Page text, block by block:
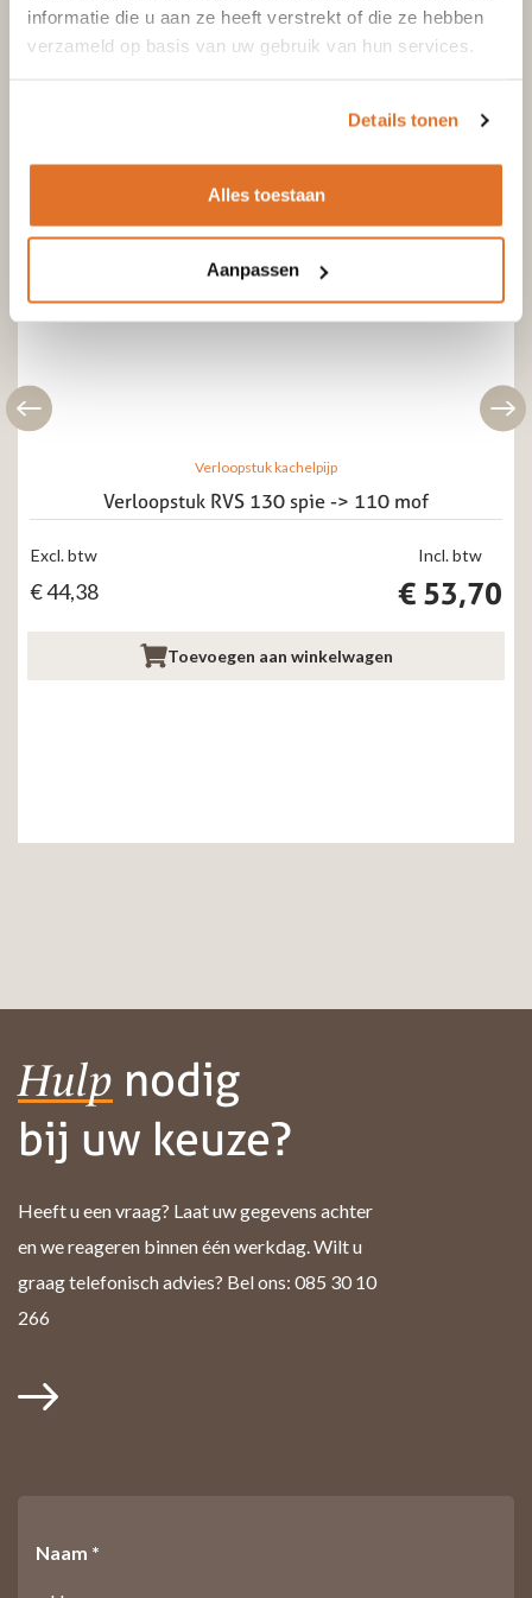
informatie die u aan ze heeft verstrekt of die ze hebben
verzameld op basis van uw gebruik van hun services.
Details tonen
Alles toestaan
Aanpassen
Verloopstuk kachelpijp
Verloopstuk RVS 130 spie -> 110 mof
Incl. btw
€ 53,70
Excl. btw
€44,38
Toevoegen aan winkelwagen
Hulp nodig
bij uw keuze?
Heeft u een vraag? Laat uw gegevens achter
en we reageren binnen één werkdag. Wilt u
graag telefonisch advies? Bel ons: 085 30 10
266
Naam *